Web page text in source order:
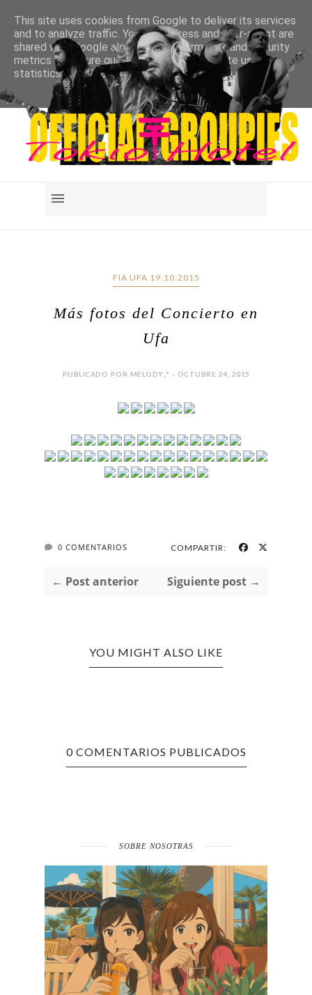
FIA UFA 19.10.2015
Más fotos del Concierto en
Ufa
PUBLICADO POR MELODY,,* - OCTUBRE 24, 2015
0 COMENTARIOS COMPARTIR:
← Post anterior Siguiente post →
YOU MIGHT ALSO LIKE
0 COMENTARIOS PUBLICADOS
SOBRE NOSOTRAS
This site uses cookies from Google to deliver its services
and to analyze traffic. Your IP address and user-agent are
shared with Google along with performance and security
metrics to ensure quality of service, generate usage
statistics, and to detect and address abuse.
LEARN MORE GOT IT